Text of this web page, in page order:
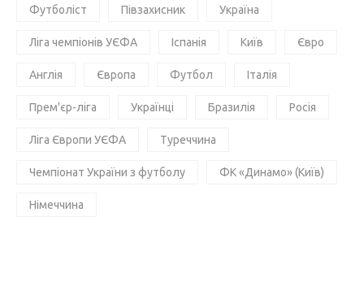
Футболіст Півзахисник Україна
Ліга чемпіонів УЄФА Іспанія Київ Євро
Англія Європа Футбол Італія
Прем'єр-ліга Українці Бразилія Росія
Ліга Європи УЄФА Туреччина
Чемпіонат України з футболу ФК «Динамо» (Київ)
Німеччина